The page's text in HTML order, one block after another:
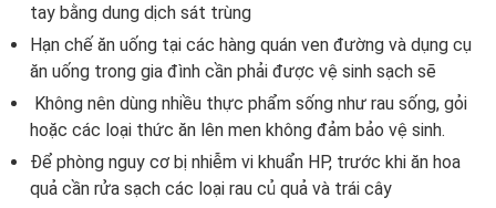
tay bằng dung dịch sát trùng
Hạn chế ăn uống tại các hàng quán ven đường và dụng cụ
ăn uống trong gia đình cần phải được vệ sinh sạch sẽ
Không nên dùng nhiều thực phẩm sống như rau sống, gỏi
hoặc các loại thức ăn lên men không đảm bảo vệ sinh.
Để phòng nguy cơ bị nhiễm vi khuẩn HP, trước khi ăn hoa
quả cần rửa sạch các loại rau củ quả và trái cây